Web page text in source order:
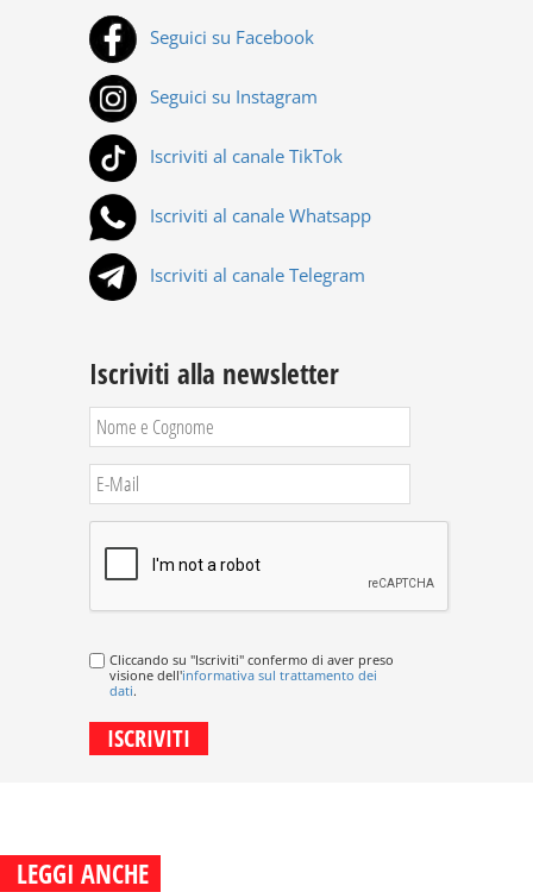
Seguici su Facebook
Seguici su Instagram
Iscriviti al canale TikTok
Iscriviti al canale Whatsapp
Iscriviti al canale Telegram
Iscriviti alla newsletter
Cliccando su "Iscriviti" confermo di aver preso
visione dell'informativa sul trattamento dei
dati.
LEGGI ANCHE